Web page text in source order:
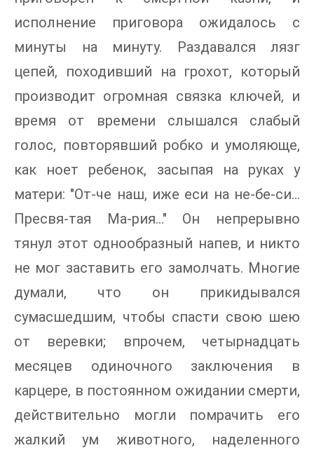
исполнение приговора ожидалось с
минуты на минуту. Раздавался лязг
цепей, походивший на грохот, который
производит огромная связка ключей, и
время от времени слышался слабый
голос, повторявший робко и умоляюще,
как ноет ребенок, засыпая на руках у
матери: "От-че наш, иже еси на не-бе-си…
Пресвя-тая Ма-рия…" Он непрерывно
тянул этот однообразный напев, и никто
не мог заставить его замолчать. Многие
думали, что он прикидывался
сумасшедшим, чтобы спасти свою шею
от веревки; впрочем, четырнадцать
месяцев одиночного заключения в
карцере, в постоянном ожидании смерти,
действительно могли помрачить его
жалкий ум животного, наделенного